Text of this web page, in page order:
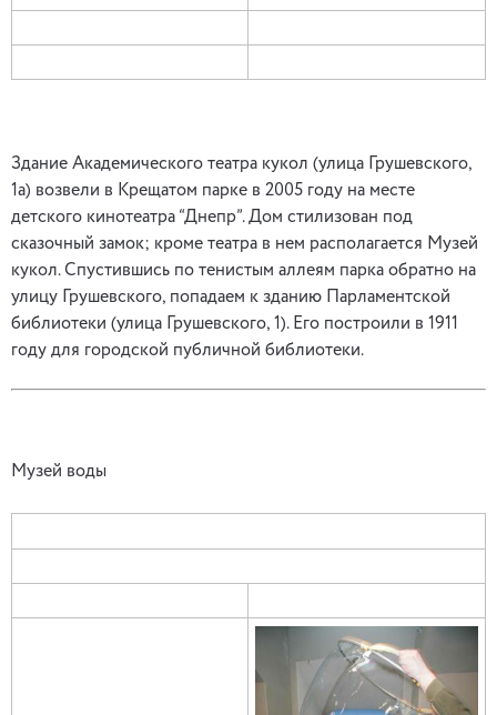
Здание Академического театра кукол (улица Грушевского,
1а) возвели в Крещатом парке в 2005 году на месте
детского кинотеатра “Днепр”. Дом стилизован под
сказочный замок; кроме театра в нем располагается Музей
кукол. Спустившись по тенистым аллеям парка обратно на
улицу Грушевского, попадаем к зданию Парламентской
библиотеки (улица Грушевского, 1). Его построили в 1911
году для городской публичной библиотеки.
Музей воды